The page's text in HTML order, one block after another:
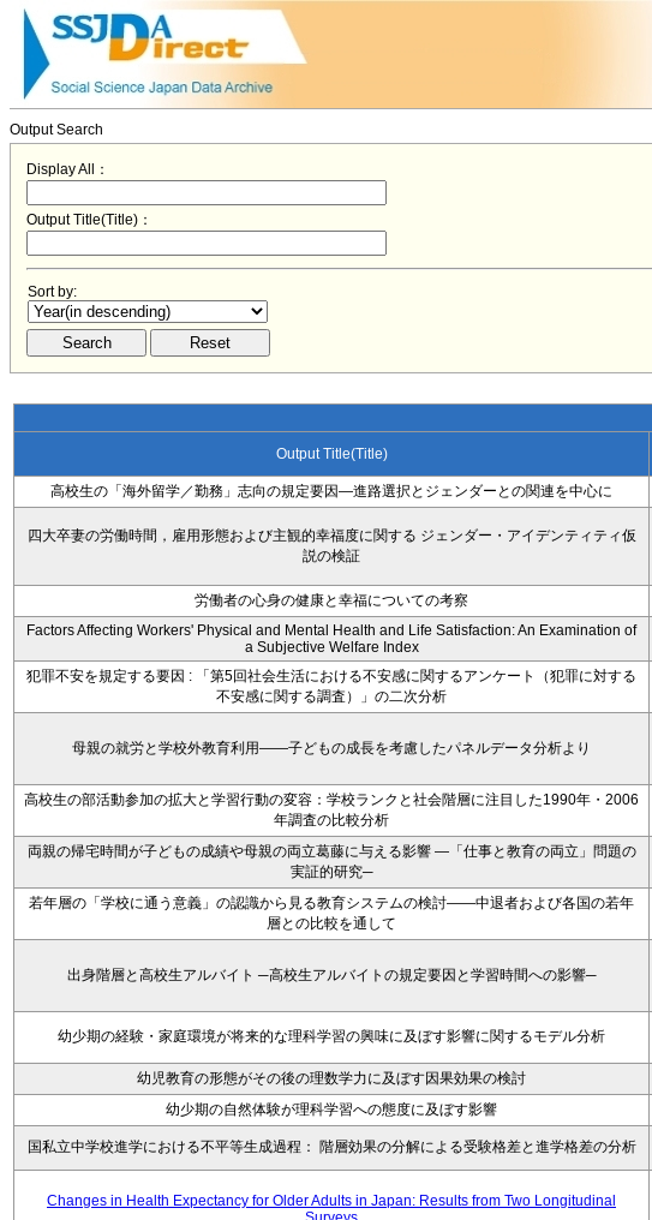
Output Search
Display All：
Output Title(Title)：
Sort by:
Output Title(Title)
高校生の「海外留学／勤務」志向の規定要因―進路選択とジェンダーとの関連を中心に
四大卒妻の労働時間，雇用形態および主観的幸福度に関する ジェンダー・アイデンティティ仮
説の検証
労働者の心身の健康と幸福についての考察
Factors Affecting Workers' Physical and Mental Health and Life Satisfaction: An Examination of
a Subjective Welfare Index
犯罪不安を規定する要因 : 「第5回社会生活における不安感に関するアンケート（犯罪に対する
不安感に関する調査）」の二次分析
母親の就労と学校外教育利用――子どもの成長を考慮したパネルデータ分析より
高校生の部活動参加の拡大と学習行動の変容：学校ランクと社会階層に注目した1990年・2006
年調査の比較分析
両親の帰宅時間が子どもの成績や母親の両立葛藤に与える影響 ―「仕事と教育の両立」問題の
実証的研究─
若年層の「学校に通う意義」の認識から見る教育システムの検討――中退者および各国の若年
層との比較を通して
出身階層と高校生アルバイト ─高校生アルバイトの規定要因と学習時間への影響─
幼少期の経験・家庭環境が将来的な理科学習の興味に及ぼす影響に関するモデル分析
幼児教育の形態がその後の理数学力に及ぼす因果効果の検討
幼少期の自然体験が理科学習への態度に及ぼす影響
国私立中学校進学における不平等生成過程： 階層効果の分解による受験格差と進学格差の分析
Changes in Health Expectancy for Older Adults in Japan: Results from Two Longitudinal